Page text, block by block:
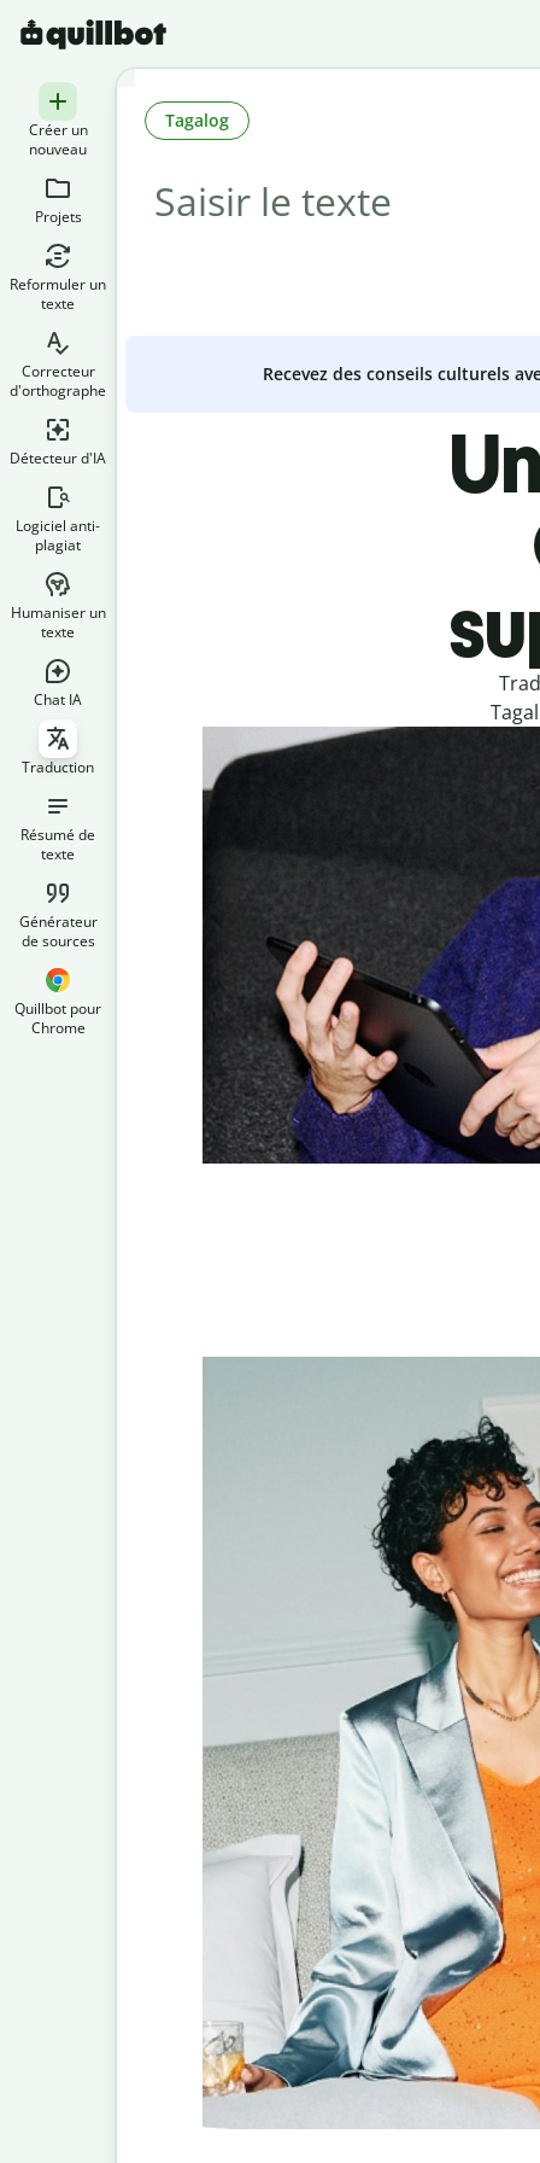
Créer un
nouveau
Projets
Reformuler un
texte
Correcteur
d'orthographe
Détecteur d'IA
Logiciel anti-
plagiat
Humaniser un
texte
Chat IA
Traduction
Résumé de
texte
Générateur
de sources
Quillbot pour
Chrome
Tagalog
Recevez des conseils culturels